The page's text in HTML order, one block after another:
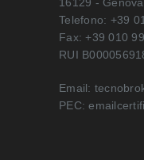
Telefono: +39
Fax: +39 010
RUI
Email:
PEC: